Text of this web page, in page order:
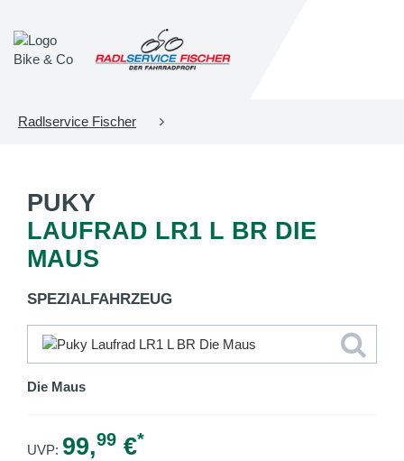
Radlservice Fischer
PUKY
LAUFRAD LR1 L BR DIE
MAUS
SPEZIALFAHRZEUG
Die Maus
UVP: 99,99 €*